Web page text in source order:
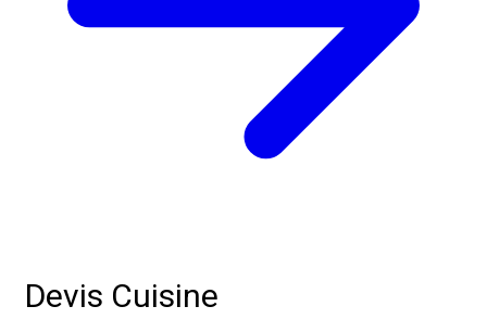
Devis Cuisine